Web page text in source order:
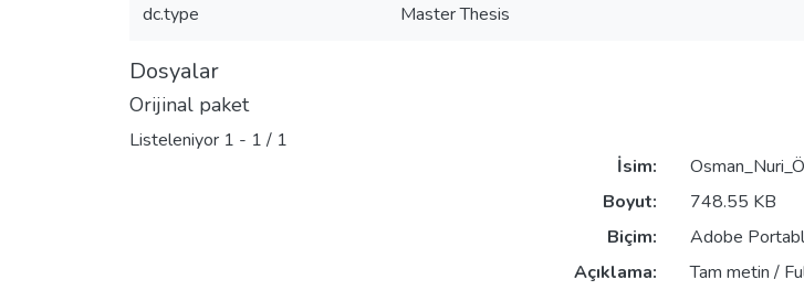
dc.type Master Thesis
Dosyalar
Orijinal paket
Listeleniyor 1 - 1 / 1
İsim:
Boyut:
748.55 KB
Biçim:
Adobe
Açıklama:
Tam metin /